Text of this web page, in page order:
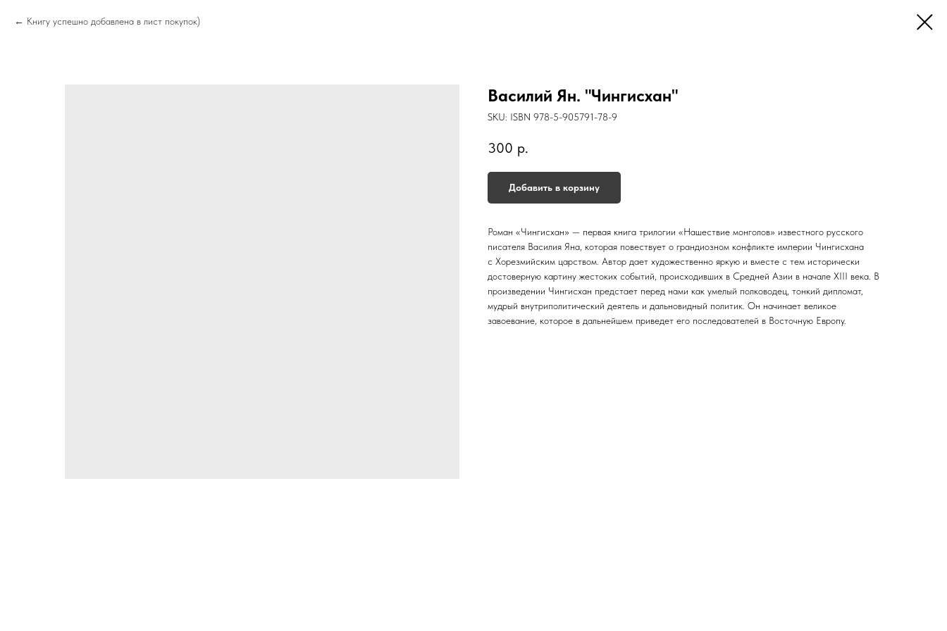
Книгу успешно добавлена в лист покупок)
Василий Ян. "Чингисхан"
SKU: ISBN 978-5-905791-78-9
300 р.
Добавить в корзину
Роман «Чингисхан» — первая книга трилогии «Нашествие монголов» известного русского
писателя Василия Яна, которая повествует о грандиозном конфликте империи Чингисхана
с Хорезмийским царством. Автор дает художественно яркую и вместе с тем исторически
достоверную картину жестоких событий, происходивших в Средней Азии в начале XIII века. В
произведении Чингисхан предстает перед нами как умелый полководец, тонкий дипломат,
мудрый внутриполитический деятель и дальновидный политик. Он начинает великое
завоевание, которое в дальнейшем приведет его последователей в Восточную Европу.